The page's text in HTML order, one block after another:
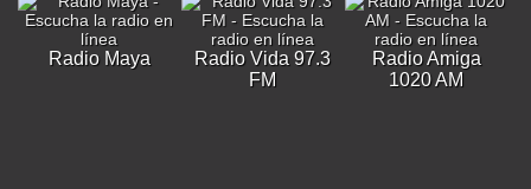
Radio Maya
Radio Vida 97.3
FM
Radio Amiga
1020 AM